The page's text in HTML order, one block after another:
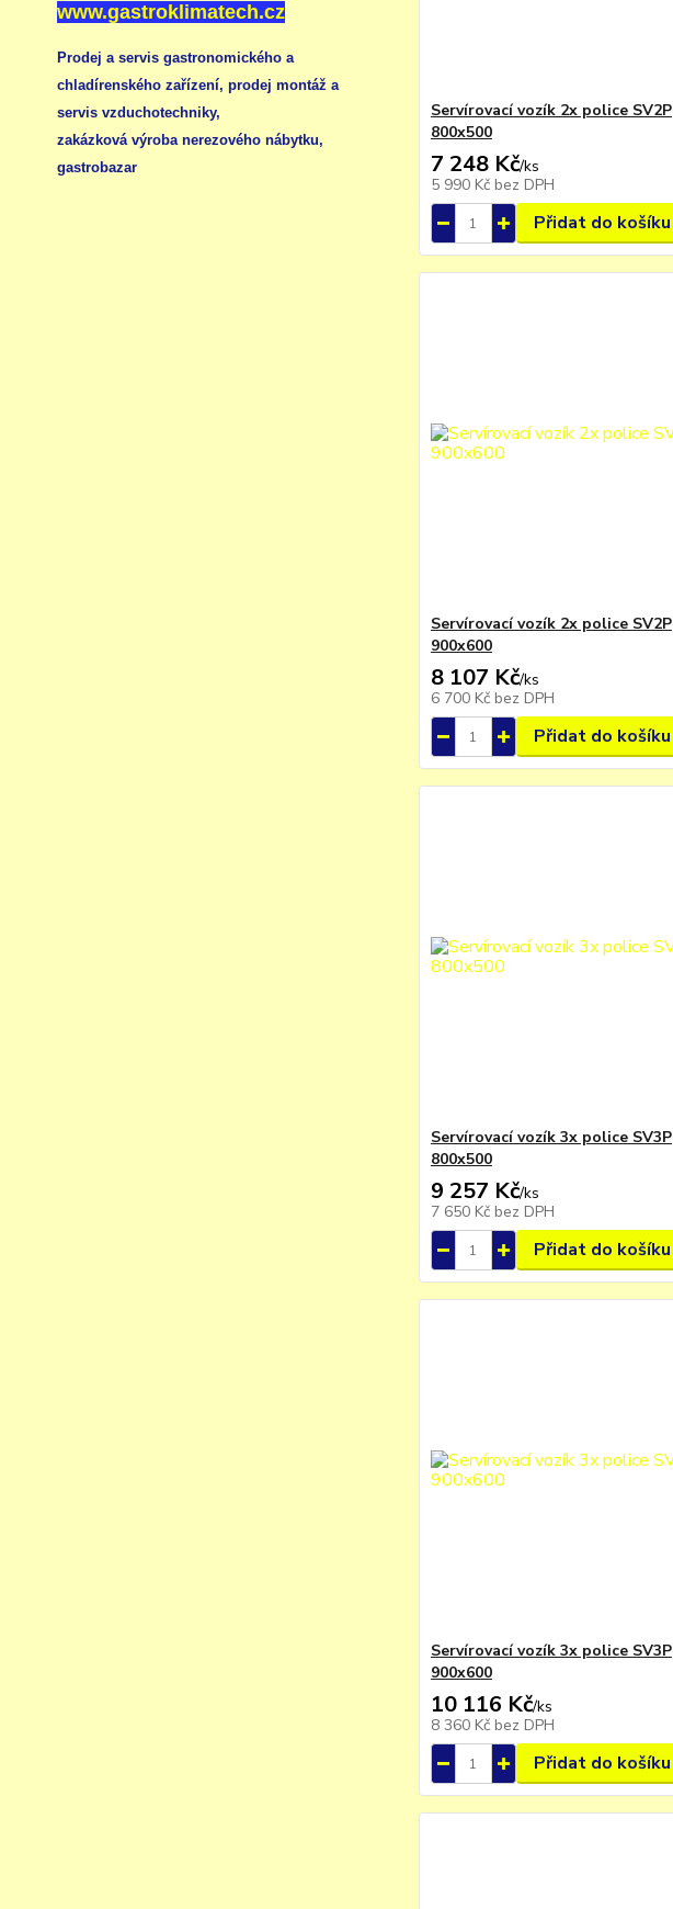
www.gastroklimatech.cz
Prodej a servis gastronomického a
chladírenského zařízení, prodej montáž a
servis vzduchotechniky,
zakázková výroba nerezového nábytku,
gastrobazar
Servírovací vozík 2x police SV2P
800x500
7 248 Kč/ks
5 990 Kč bez DPH
Přidat do košíku
Servírovací vozík 2x police SV2P
900x600
8 107 Kč/ks
6 700 Kč bez DPH
Přidat do košíku
Servírovací vozík 3x police SV3P
800x500
9 257 Kč/ks
7 650 Kč bez DPH
Přidat do košíku
Servírovací vozík 3x police SV3P
900x600
10 116 Kč/ks
8 360 Kč bez DPH
Přidat do košíku